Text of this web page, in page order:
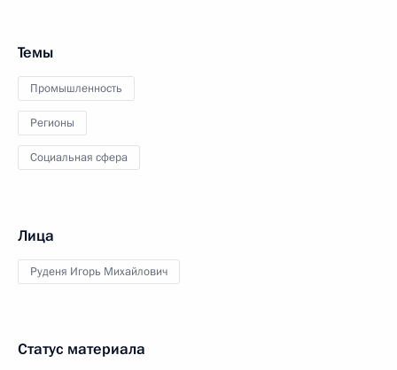
Темы
Промышленность
Регионы
Социальная сфера
Лица
Руденя Игорь Михайлович
Статус материала